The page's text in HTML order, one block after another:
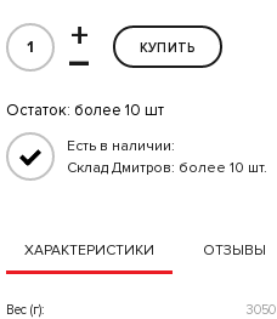
–
+ КУПИТЬ
Остаток: более 10 шт
Есть в наличии:
Склад Дмитров: более 10 шт.
ХАРАКТЕРИСТИКИ ОТЗЫВЫ
Вес (г):
3050